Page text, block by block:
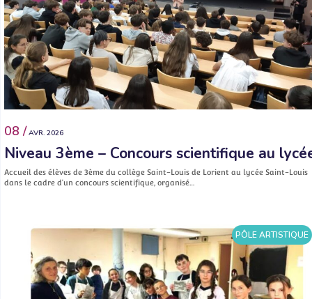
08 / AVR. 2026
Niveau 3ème – Concours scientifique au
Accueil des élèves de 3ème du collège Saint-Louis de Lorient au lycée Saint-Louis
dans le cadre d’un concours scientifique, organisé…
PÔLE ARTISTIQUE